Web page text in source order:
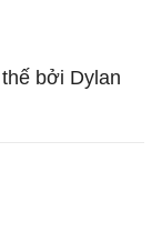
bởi Dylan